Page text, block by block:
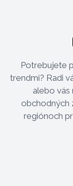
Potrebujete
trendmi? Radi
alebo vás
obchodných
regiónoch